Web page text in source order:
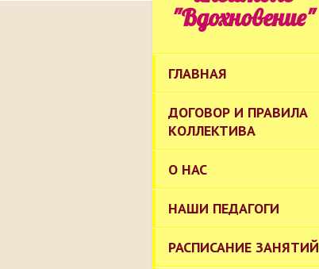
"Вдохновение"
ГЛАВНАЯ
ДОГОВОР И ПРАВИЛА
КОЛЛЕКТИВА
О НАС
НАШИ ПЕДАГОГИ
РАСПИСАНИЕ ЗАНЯТИЙ